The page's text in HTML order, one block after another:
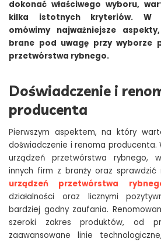
dokonać właściwego wyboru,
kilka istotnych kryteriów. W
omówimy najważniejsze
brane pod uwagę przy wyborze
przetwórstwa rybnego.
Doświadczenie i
producenta
Pierwszym aspektem, na który
doświadczenie i renoma producenta.
urządzeń przetwórstwa rybnego,
innych firm z branży oraz sprawdzić
urządzeń przetwórstwa
działalności oraz licznymi
bardziej godny zaufania.
szeroki zakres produktów, od
zaawansowane linie